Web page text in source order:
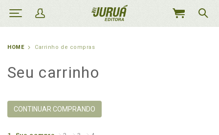
MEU
HOME Carrinho de compras
Seu carrinho
CONTINUAR COMPRANDO